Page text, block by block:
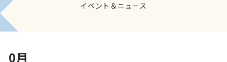
イベント＆ニュース
0月